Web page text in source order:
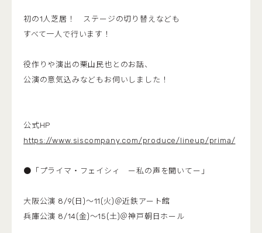
初の1人芝居！ ステージの切り替えなども
すべて一人で行います！
役作りや演出の栗山民也とのお話、
公演の意気込みなどもお伺いしました！
公式HP
https://www.siscompany.com/produce/lineup/prima/
●「プライマ・フェイシィ ー私の声を聞いてー」
大阪公演 8/9(日)～11(火)＠近鉄アート館
兵庫公演 8/14(金)～15(土)＠神戸朝日ホール